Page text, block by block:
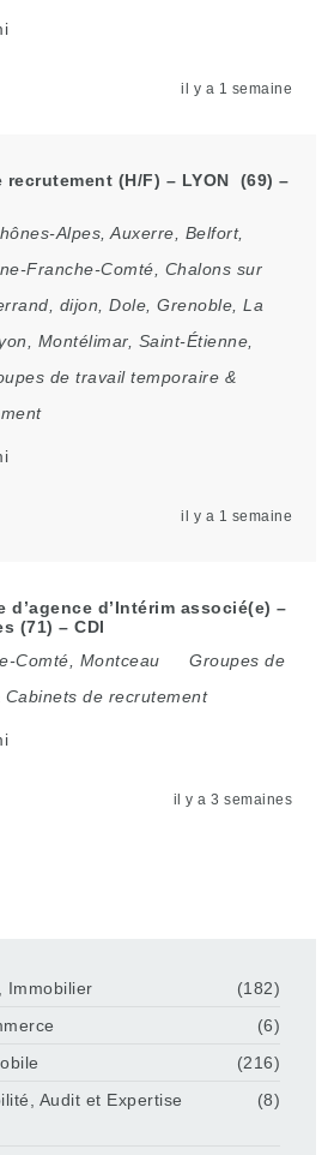
il y a 1 semaine
recrutement (H/F) – LYON (69) –
Alpes Auxerre Belfort,
Franche-Comté
Chalons sur
dijon Dole Grenoble La
Montélimar, Saint-Étienne
de travail temporaire &
il y a 1 semaine
d’agence d’Intérim associé(e) –
(71) – CDI
Comté
Montceau
Groupes de
de recrutement
il y a 3 semaines
Immobilier
(182)
(6)
(216)
Audit et Expertise
(8)